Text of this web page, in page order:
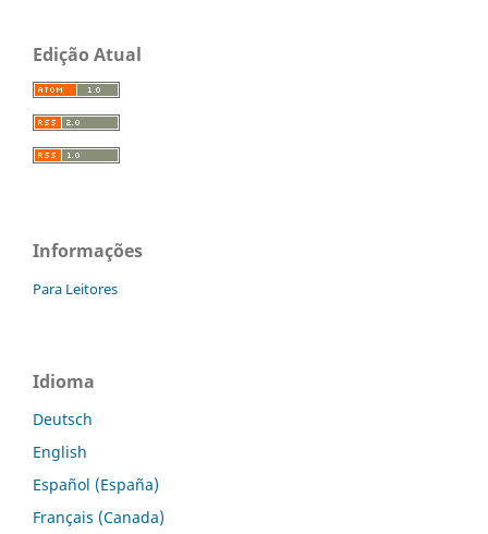
Edição Atual
Informações
Para Leitores
Idioma
Deutsch
English
Español (España)
Français (Canada)